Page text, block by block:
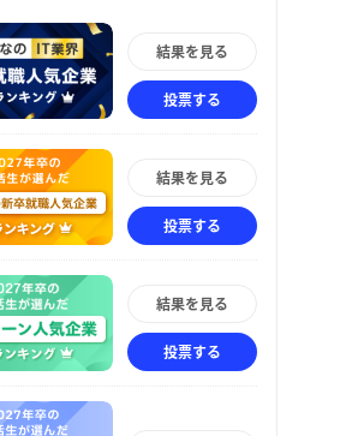
結果を見る
投票する
結果を見る
投票する
結果を見る
投票する